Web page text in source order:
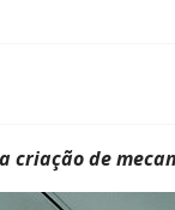
criação de